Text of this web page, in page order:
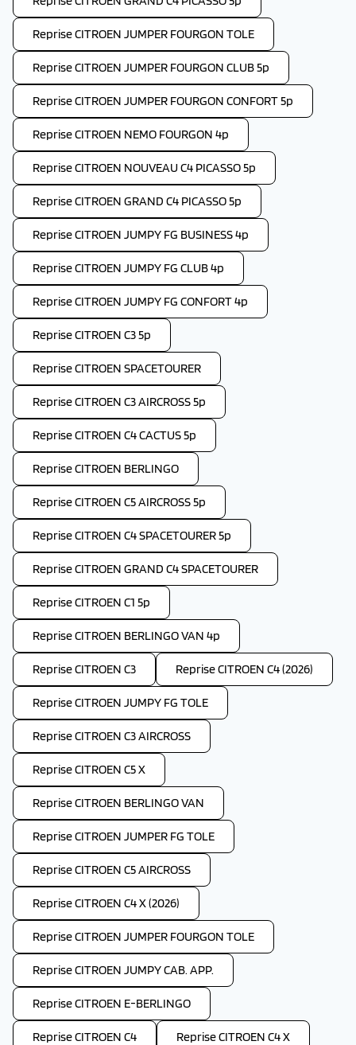
Reprise CITROEN JUMPER FOURGON TOLE
Reprise CITROEN JUMPER FOURGON CLUB 5p
Reprise CITROEN JUMPER FOURGON CONFORT 5p
Reprise CITROEN NEMO FOURGON 4p
Reprise CITROEN NOUVEAU C4 PICASSO 5p
Reprise CITROEN GRAND C4 PICASSO 5p
Reprise CITROEN JUMPY FG BUSINESS 4p
Reprise CITROEN JUMPY FG CLUB 4p
Reprise CITROEN JUMPY FG CONFORT 4p
Reprise CITROEN C3 5p
Reprise CITROEN SPACETOURER
Reprise CITROEN C3 AIRCROSS 5p
Reprise CITROEN C4 CACTUS 5p
Reprise CITROEN BERLINGO
Reprise CITROEN C5 AIRCROSS 5p
Reprise CITROEN C4 SPACETOURER 5p
Reprise CITROEN GRAND C4 SPACETOURER
Reprise CITROEN C1 5p
Reprise CITROEN BERLINGO VAN 4p
Reprise CITROEN C3 Reprise CITROEN C4 (2026)
Reprise CITROEN JUMPY FG TOLE
Reprise CITROEN C3 AIRCROSS
Reprise CITROEN C5 X
Reprise CITROEN BERLINGO VAN
Reprise CITROEN JUMPER FG TOLE
Reprise CITROEN C5 AIRCROSS
Reprise CITROEN C4 X (2026)
Reprise CITROEN JUMPER FOURGON TOLE
Reprise CITROEN JUMPY CAB. APP.
Reprise CITROEN E-BERLINGO
Reprise CITROEN C4 Reprise CITROEN C4 X